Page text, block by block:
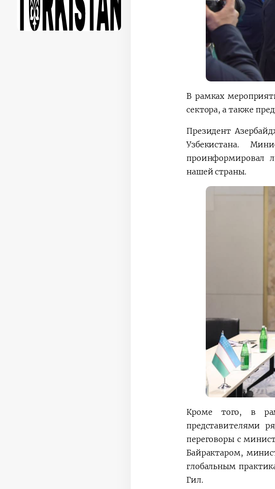
В рамках
сектора, а также
Президент
Узбекистана.
проинформировал
нашей страны.
Кроме того, в
представителями
переговоры с
Байрактаром,
глобальным
Гил.